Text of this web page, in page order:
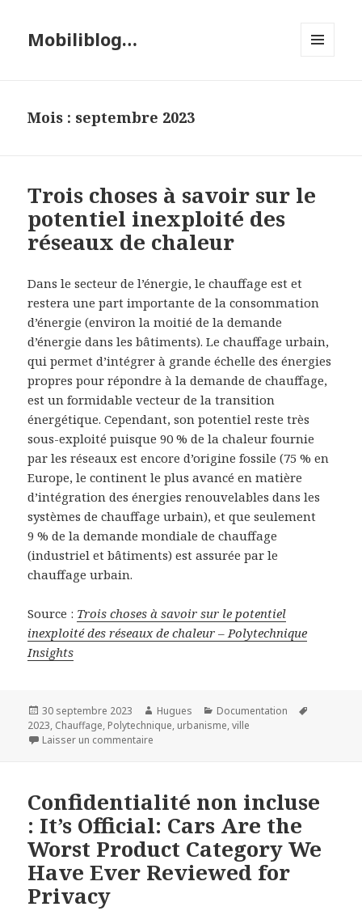
Mobiliblog…
Mois : septembre 2023
Trois choses à savoir sur le
potentiel inexploité des
réseaux de chaleur
Dans le secteur de l’énergie, le chauffage est et
restera une part importante de la consommation
d’énergie (environ la moitié de la demande
d’énergie dans les bâtiments). Le chauffage urbain,
qui permet d’intégrer à grande échelle des énergies
propres pour répondre à la demande de chauffage,
est un formidable vecteur de la transition
énergétique. Cependant, son potentiel reste très
sous-exploité puisque 90 % de la chaleur fournie
par les réseaux est encore d’origine fossile (75 % en
Europe, le continent le plus avancé en matière
d’intégration des énergies renouvelables dans les
systèmes de chauffage urbain), et que seulement
9 % de la demande mondiale de chauffage
(industriel et bâtiments) est assurée par le
chauffage urbain.
Source : Trois choses à savoir sur le potentiel
inexploité des réseaux de chaleur – Polytechnique
Insights
Publié
le
30 septembre 2023 Auteur
Hugues Catégories
Documentation
2023, Chauffage, Polytechnique, urbanisme,ville
Laisser un commentaire
Confidentialité non incluse
: It’s Official: Cars Are the
Worst Product Category We
Have Ever Reviewed for
Privacy